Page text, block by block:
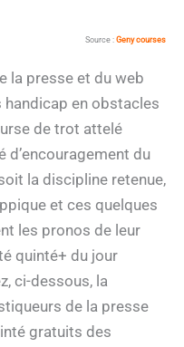
Source : Geny courses
la presse et du web
en obstacles
de trot attelé
d’encouragement du
la discipline retenue,
et ces quelques
les pronos de leur
quinté+ du jour
ci-dessous, la
de la presse
gratuits des